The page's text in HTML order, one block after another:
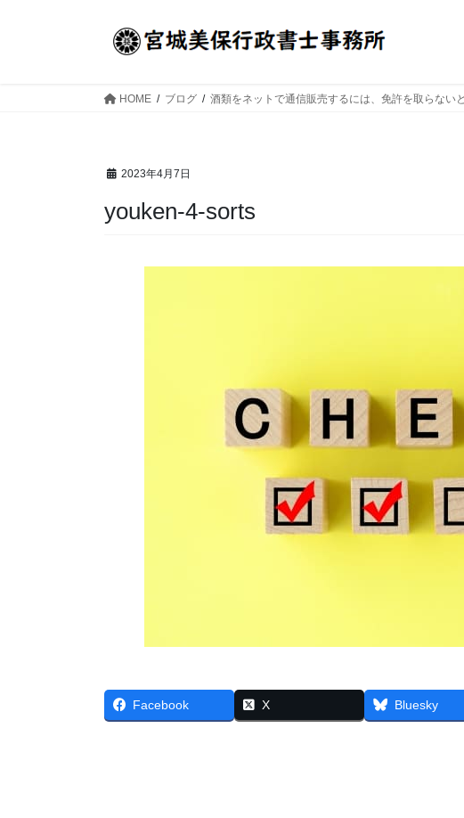
HOME ブログ 酒類をネットで通信販売するには、免許を取らない
2023年4月7日
youken-4-sorts
Facebook X Bluesky